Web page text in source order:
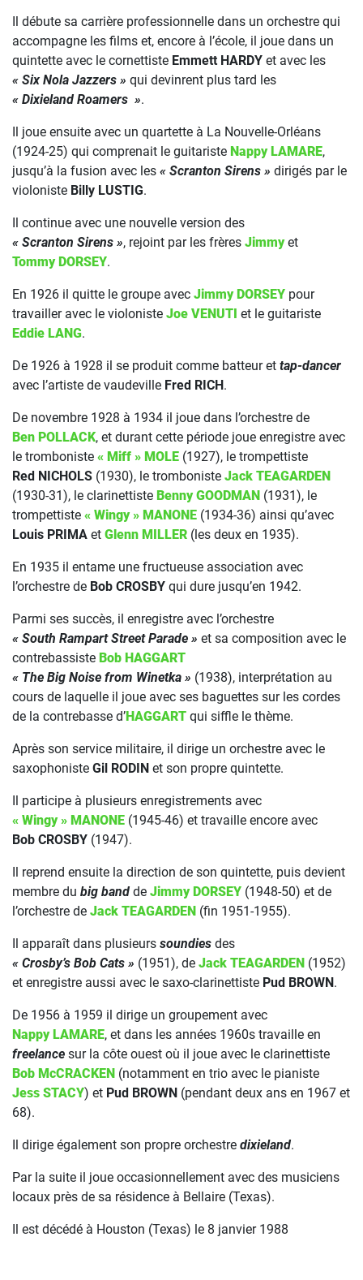
Il débute sa carrière professionnelle dans un orchestre qui
accompagne les films et, encore à l’école, il joue dans un
quintette avec le cornettiste Emmett HARDY et avec les
« Six Nola Jazzers » qui devinrent plus tard les
« Dixieland Roamers ».
Il joue ensuite avec un quartette à La Nouvelle-Orléans
(1924-25) qui comprenait le guitariste Nappy LAMARE,
jusqu’à la fusion avec les « Scranton Sirens » dirigés par le
violoniste Billy LUSTIG.
Il continue avec une nouvelle version des
« Scranton Sirens », rejoint par les frères Jimmyet
Tommy DORSEY.
En 1926 il quitte le groupe avec Jimmy DORSEY pour
travailler avec le violoniste Joe VENUTI et le guitariste
Eddie LANG.
De 1926 à 1928 il se produit comme batteur et tap-dancer
avec l’artiste de vaudeville Fred RICH.
De novembre 1928 à 1934 il joue dans l’orchestre de
Ben POLLACK, et durant cette période joue enregistre avec
le tromboniste « Miff » MOLE (1927), le trompettiste
Red NICHOLS (1930), le tromboniste Jack TEAGARDEN
(1930-31), le clarinettiste Benny GOODMAN (1931), le
trompettiste « Wingy » MANONE (1934-36) ainsi qu’avec
Louis PRIMA et Glenn MILLER (les deux en 1935).
En 1935 il entame une fructueuse association avec
l’orchestre de Bob CROSBY qui dure jusqu’en 1942.
Parmi ses succès, il enregistre avec l’orchestre
« South Rampart Street Parade » et sa composition avec le
contrebassiste Bob HAGGART
« The Big Noise from Winetka » (1938), interprétation au
cours de laquelle il joue avec ses baguettes sur les cordes
de la contrebasse d’HAGGART qui siffle le thème.
Après son service militaire, il dirige un orchestre avec le
saxophoniste Gil RODIN et son propre quintette.
Il participe à plusieurs enregistrements avec
« Wingy » MANONE (1945-46) et travaille encore avec
Bob CROSBY (1947).
Il reprend ensuite la direction de son quintette, puis devient
membre du big band de Jimmy DORSEY (1948-50) et de
l’orchestre de Jack TEAGARDEN (fin 1951-1955).
Il apparaît dans plusieurs soundies des
« Crosby’s Bob Cats » (1951), de Jack TEAGARDEN (1952)
et enregistre aussi avec le saxo-clarinettiste Pud BROWN.
De 1956 à 1959 il dirige un groupement avec
Nappy LAMARE, et dans les années 1960s travaille en
freelance sur la côte ouest où il joue avec le clarinettiste
Bob McCRACKEN (notamment en trio avec le pianiste
Jess STACY) et Pud BROWN (pendant deux ans en 1967 et
68).
Il dirige également son propre orchestre dixieland.
Par la suite il joue occasionnellement avec des musiciens
locaux près de sa résidence à Bellaire (Texas).
Il est décédé à Houston (Texas) le 8 janvier 1988